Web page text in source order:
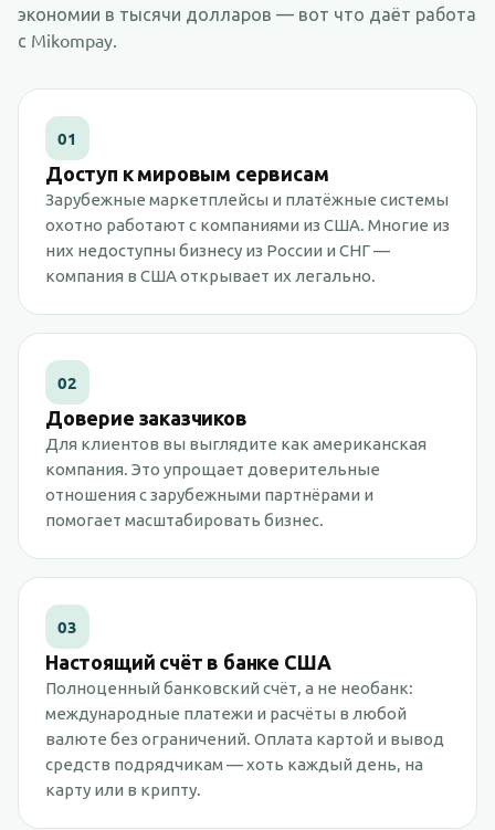
экономии в тысячи долларов — вот что даёт работа
с Mikompay.
01
Доступ к мировым сервисам
Зарубежные маркетплейсы и платёжные системы
охотно работают с компаниями из США. Многие из
них недоступны бизнесу из России и СНГ —
компания в США открывает их легально.
02
Доверие заказчиков
Для клиентов вы выглядите как американская
компания. Это упрощает доверительные
отношения с зарубежными партнёрами и
помогает масштабировать бизнес.
03
Настоящий счёт в банке США
Полноценный банковский счёт, а не необанк:
международные платежи и расчёты в любой
валюте без ограничений. Оплата картой и вывод
средств подрядчикам — хоть каждый день, на
карту или в крипту.